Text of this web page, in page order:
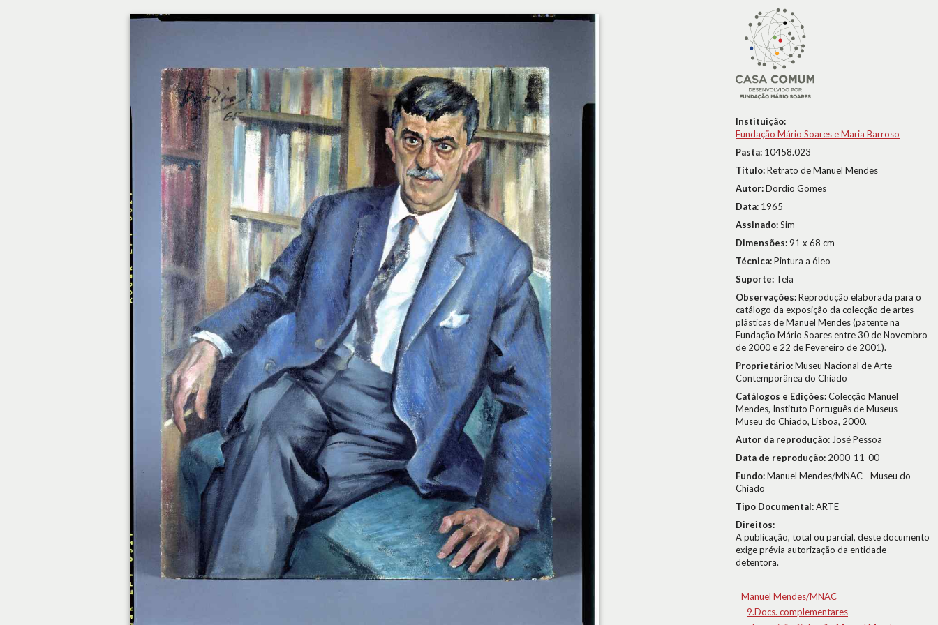
Instituição:
Fundação Mário Soares e Maria Barroso
Pasta: 10458.023
Título:Retrato de Manuel Mendes
Autor:Dordio Gomes
Data: 1965
Assinado:Sim
Dimensões:91 x 68 cm
Técnica:Pintura a óleo
Suporte: Tela
Observações:Reprodução elaborada para o
catálogo da exposição da colecção de artes
plásticas de Manuel Mendes (patente na
Fundação Mário Soares entre 30 de Novembro
de 2000 e 22 de Fevereiro de 2001).
Proprietário:Museu Nacional de Arte
Contemporânea do Chiado
Catálogos e Edições:Colecção Manuel
Mendes, Instituto Português de Museus -
Museu do Chiado, Lisboa, 2000.
Autor da reprodução: José Pessoa
Data de reprodução: 2000-11-00
Fundo:Manuel Mendes/MNAC - Museu do
Chiado
Tipo Documental:ARTE
Direitos:
A publicação, total ou parcial, deste documento
exige prévia autorização da entidade
detentora.
Manuel Mendes/MNAC
9.Docs. complementares